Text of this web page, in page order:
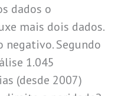
dados o
mais dois dados.
Segundo
1.045
(desde 2007)